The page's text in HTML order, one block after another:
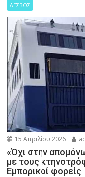
ΛΕΣΒΟΣ
15 Απριλίου 2026
«Όχι στην
με τους
Εμπορικοί φορείς